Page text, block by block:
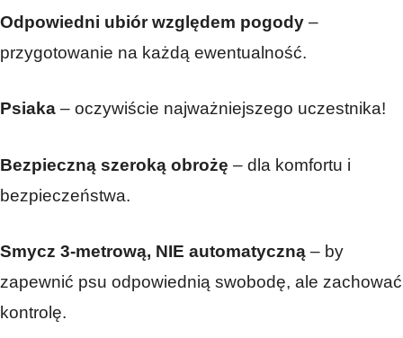
Odpowiedni ubiór względem pogody –
przygotowanie na każdą ewentualność.
Psiaka – oczywiście najważniejszego uczestnika!
Bezpieczną szeroką obrożę – dla komfortu i
bezpieczeństwa.
Smycz 3-metrową, NIE automatyczną – by
zapewnić psu odpowiednią swobodę, ale zachować
kontrolę.